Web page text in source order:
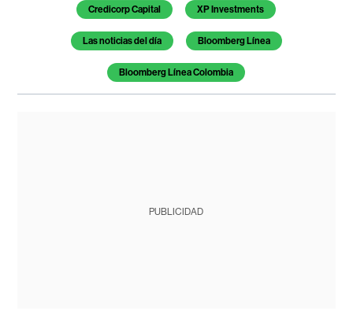
Credicorp Capital XP Investments
Las noticias del día Bloomberg Línea
Bloomberg Línea Colombia
PUBLICIDAD